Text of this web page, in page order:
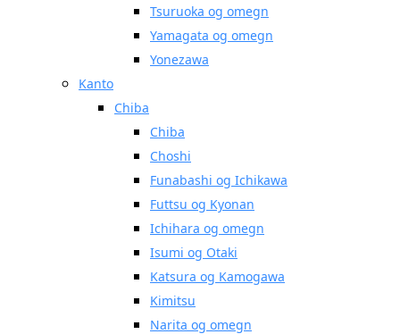
Tsuruoka og omegn
Yamagata og omegn
Yonezawa
Kanto
Chiba
Chiba
Choshi
Funabashi og Ichikawa
Futtsu og Kyonan
Ichihara og omegn
Isumi og Otaki
Katsura og Kamogawa
Kimitsu
Narita og omegn